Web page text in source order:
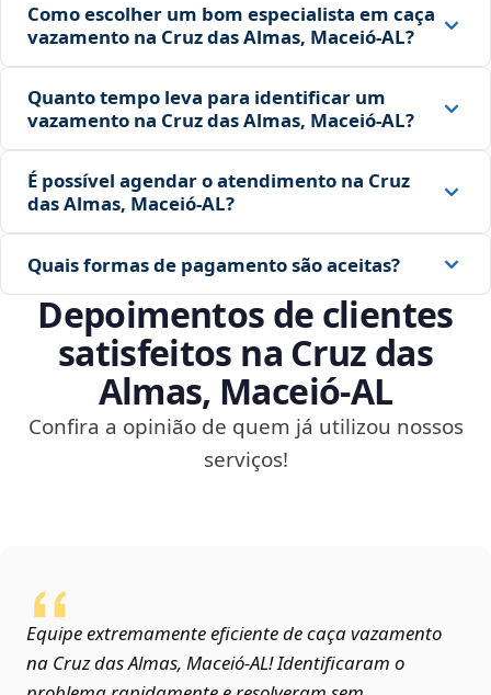
Como escolher um bom especialista em caça
vazamento na Cruz das Almas, Maceió‑AL?
Quanto tempo leva para identificar um
vazamento na Cruz das Almas, Maceió‑AL?
É possível agendar o atendimento na Cruz
das Almas, Maceió‑AL?
Quais formas de pagamento são aceitas?
Depoimentos de clientes
satisfeitos na Cruz das
Almas, Maceió‑AL
Confira a opinião de quem já utilizou nossos
serviços!
Equipe extremamente eficiente de caça vazamento
na Cruz das Almas, Maceió‑AL! Identificaram o